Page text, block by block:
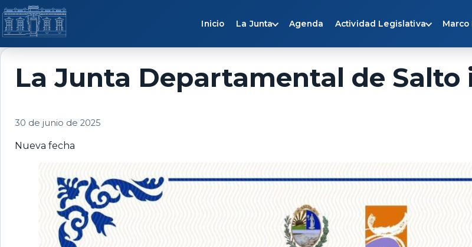
Saltar al contenido
Inicio La Junta Agenda Actividad Legislativa Marco
La Junta Departamental de Salto
30 de junio de 2025
Nueva fecha